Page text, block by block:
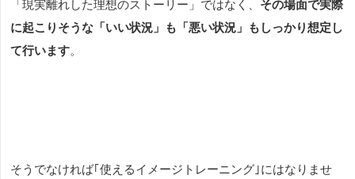
「現実離れした理想のストーリー」ではなく、 その場面で実際
に起こりそうな「いい状況」も「悪い状況」もしっかり想定し
て行います。
そうでなければ｢使えるイメージトレーニング｣にはなりませ